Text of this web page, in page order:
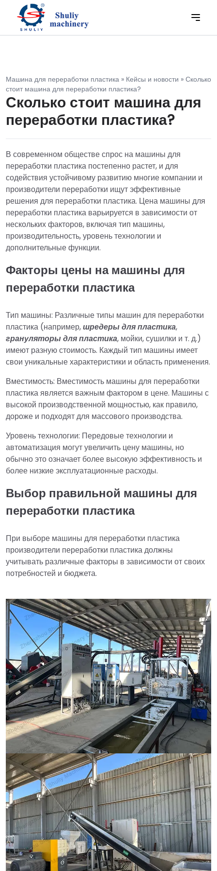
Машина для переработки пластика » Кейсы и новости » Сколько
стоит машина для переработки пластика?
Сколько стоит машина для
переработки пластика?
В современном обществе спрос на машины для
переработки пластика постепенно растет, и для
содействия устойчивому развитию многие компании и
производители переработки ищут эффективные
решения для переработки пластика. Цена машины для
переработки пластика варьируется в зависимости от
нескольких факторов, включая тип машины,
производительность, уровень технологии и
дополнительные функции.
Факторы цены на машины для
переработки пластика
Тип машины: Различные типы машин для переработки
пластика (например,шредеры для пластика,
грануляторы для пластика, мойки, сушилки и т. д.)
имеют разную стоимость. Каждый тип машины имеет
свои уникальные характеристики и область применения.
Вместимость: Вместимость машины для переработки
пластика является важным фактором в цене. Машины с
высокой производственной мощностью, как правило,
дороже и подходят для массового производства.
Уровень технологии: Передовые технологии и
автоматизация могут увеличить цену машины, но
обычно это означает более высокую эффективность и
более низкие эксплуатационные расходы.
Выбор правильной машины для
переработки пластика
При выборе машины для переработки пластика
производители переработки пластика должны
учитывать различные факторы в зависимости от своих
потребностей и бюджета.